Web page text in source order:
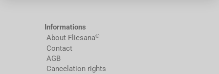
Informations
About Fliesana®
Contact
AGB
Cancelation rights